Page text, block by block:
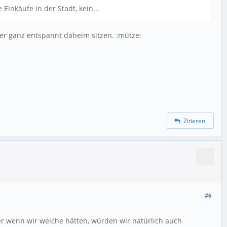
Einkäufe in der Stadt, kein...
ganz entspannt daheim sitzen. :mütze:
Zitieren
#6
wenn wir welche hätten, würden wir natürlich auch